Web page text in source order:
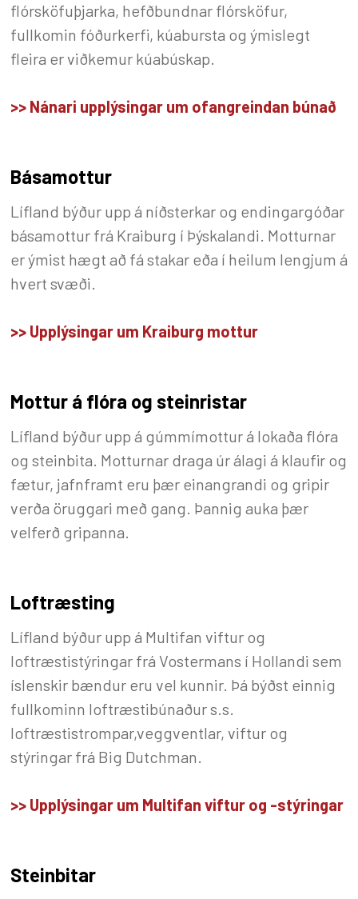
flórsköfuþjarka, hefðbundnar flórsköfur,
fullkomin fóðurkerfi, kúabursta og ýmislegt
fleira er viðkemur kúabúskap.
>> Nánari upplýsingar um ofangreindan búnað
Básamottur
Lífland býður upp á níðsterkar og endingargóðar
básamottur frá Kraiburg í Þýskalandi. Motturnar
er ýmist hægt að fá stakar eða í heilum lengjum á
hvert svæði.
>> Upplýsingar um Kraiburg mottur
Mottur á flóra og steinristar
Lífland býður upp á gúmmímottur á lokaða flóra
og steinbita. Motturnar draga úr álagi á klaufir og
fætur, jafnframt eru þær einangrandi og gripir
verða öruggari með gang. Þannig auka þær
velferð gripanna.
Loftræsting
Lífland býður upp á Multifan viftur og
loftræstistýringar frá Vostermans í Hollandi sem
íslenskir bændur eru vel kunnir. Þá býðst einnig
fullkominn loftræstibúnaður s.s.
loftræstistrompar,veggventlar, viftur og
stýringar frá Big Dutchman.
>> Upplýsingar um Multifan viftur og -stýringar
Steinbitar